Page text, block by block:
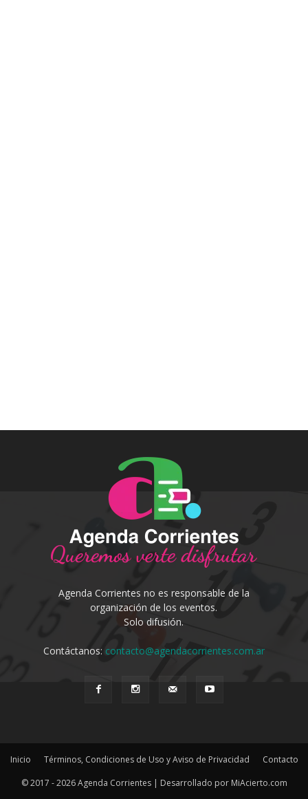
Agenda Corrientes no es responsable de la
organización de los eventos.
Solo difusión.
Contáctanos: contacto@agendacorrientes.com.ar
Inicio Términos, Condiciones de Uso y Aviso de Privacidad
Contacto
© 2017 - 2026 Agenda Corrientes | Desarrollado por MiAcierto.com